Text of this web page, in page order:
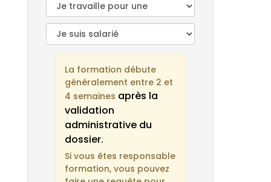
La formation débute
généralement entre 2 et
4 semaines après la
validation
administrative du
dossier.
Si vous êtes responsable
formation, vous pouvez